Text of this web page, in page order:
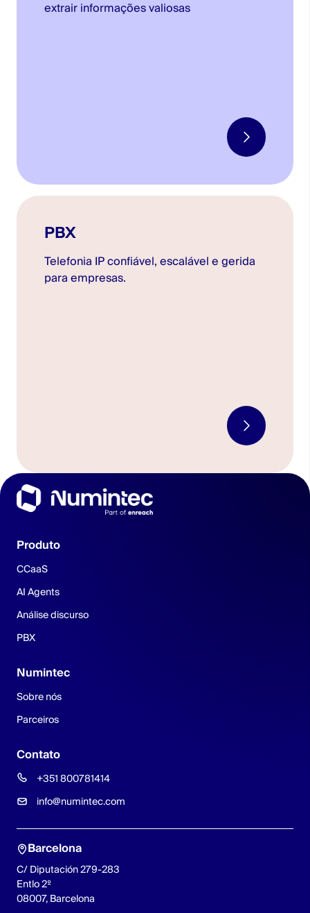
extrair informações valiosas
PBX
Telefonia IP confiável, escalável e gerida
para empresas.
Produto
CCaaS
AI Agents
Análise discurso
PBX
Numintec
Sobre nós
Parceiros
Contato
+351 800781414
info@numintec.com
Barcelona
C/ Diputación 279-283
Entlo 2º
08007, Barcelona